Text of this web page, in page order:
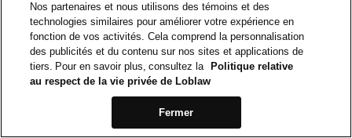
Nos partenaires et nous utilisons des témoins et des
technologies similaires pour améliorer votre expérience en
fonction de vos activités. Cela comprend la personnalisation
des publicités et du contenu sur nos sites et applications de
tiers. Pour en savoir plus, consultez la
Politique relative
au respect de la vie privée de Loblaw
Fermer